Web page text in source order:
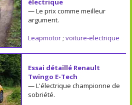
— Le prix comme meilleur
argument.
Leapmotor ; voiture-electrique
Essai détaillé Renault
Twingo E-Tech
— L'électrique championne de
sobriété.